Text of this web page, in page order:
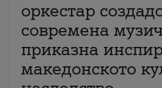
оркестар
современа
приказна
македонското